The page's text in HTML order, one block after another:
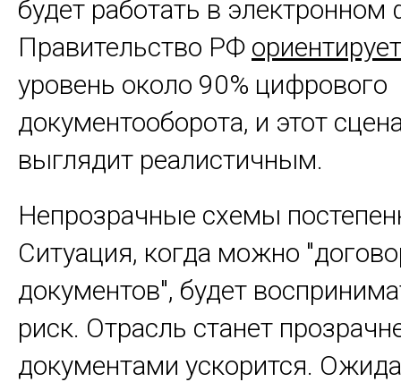
будет работать в электронном
Правительство РФ
уровень около 90% цифрового
документооборота, и этот
выглядит реалистичным.
Непрозрачные схемы
Ситуация, когда можно
документов", будет
риск. Отрасль станет
документами ускорится.